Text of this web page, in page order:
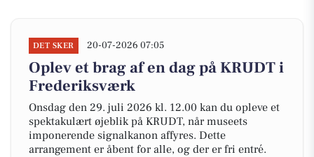
DET SKER 20-07-2026 07:05
Oplev et brag af en dag på KRUDT i
Frederiksværk
Onsdag den 29. juli 2026 kl. 12.00 kan du opleve et
spektakulært øjeblik på KRUDT, når museets
imponerende signalkanon affyres. Dette
arrangement er åbent for alle, og der er fri entré.